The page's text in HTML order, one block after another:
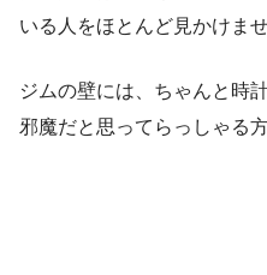
いる人をほとんど見かけませ
ジムの壁には、ちゃんと時
邪魔だと思ってらっしゃる